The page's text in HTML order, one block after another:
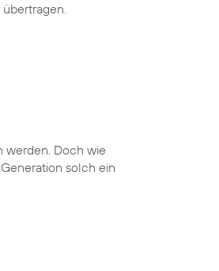
werden. Doch wie
solch ein